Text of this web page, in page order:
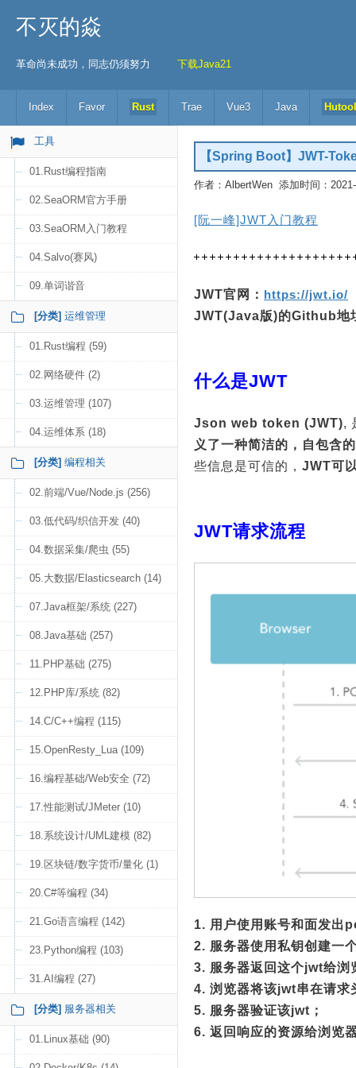
不灭的焱
革命尚未成功，同志仍须努力 下载Java21
Index Favor Rust Trae Vue3 Java Hutool
工具
01.Rust编程指南
02.SeaORM官方手册
03.SeaORM入门教程
04.Salvo(赛风)
09.单词谐音
[分类] 运维管理
01.Rust编程 (59)
02.网络硬件 (2)
03.运维管理 (107)
04.运维体系 (18)
[分类] 编程相关
02.前端/Vue/Node.js (256)
03.低代码/织信开发 (40)
04.数据采集/爬虫 (55)
05.大数据/Elasticsearch (14)
07.Java框架/系统 (227)
08.Java基础 (257)
11.PHP基础 (275)
12.PHP库/系统 (82)
14.C/C++编程 (115)
15.OpenResty_Lua (109)
16.编程基础/Web安全 (72)
17.性能测试/JMeter (10)
18.系统设计/UML建模 (82)
19.区块链/数字货币/量化 (1)
20.C#等编程 (34)
21.Go语言编程 (142)
23.Python编程 (103)
31.AI编程 (27)
[分类] 服务器相关
01.Linux基础 (90)
【Spring Boot】JWT-
作者：AlbertWen 添加时间：
[阮一峰]JWT入门教程
JWT官网： https://jwt.io/
JWT(Java版)的Github地
什么是JWT
Json web token (JWT),
义了一种简洁的，自包含
些信息是可信的， JWT可
JWT请求流程
1. 用户使用账号和面发出
2. 服务器使用私钥创建一
3. 服务器返回这个jwt给浏
4. 浏览器将该jwt串在请求
5. 服务器验证该jwt；
6. 返回响应的资源给浏览